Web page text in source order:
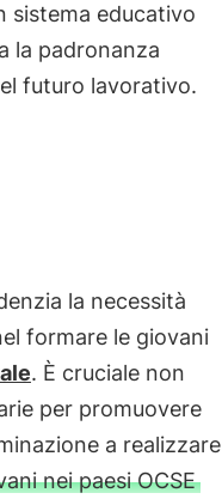
sistema educativo
la padronanza
futuro lavorativo.
la necessità
formare le giovani
. È cruciale non
per promuovere
a realizzare
nei paesi OCSE